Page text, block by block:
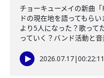
チョーキューメイの新曲
ドの現在地を語ってもら
より5人になった？歌って
っていく？バンド活動と音
2026.07.17|00:22:11